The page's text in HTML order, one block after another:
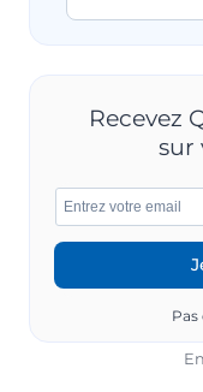
Recevez
sur